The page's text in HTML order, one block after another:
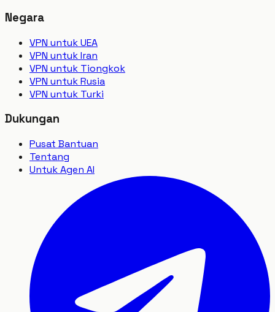
Negara
VPN untuk UEA
VPN untuk Iran
VPN untuk Tiongkok
VPN untuk Rusia
VPN untuk Turki
Dukungan
Pusat Bantuan
Tentang
Untuk Agen AI